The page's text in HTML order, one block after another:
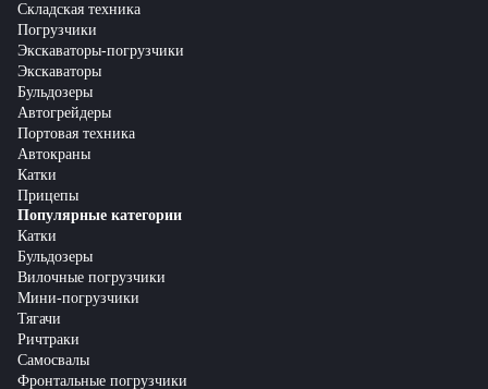
Складская техника
Погрузчики
Экскаваторы-погрузчики
Экскаваторы
Бульдозеры
Автогрейдеры
Портовая техника
Автокраны
Катки
Прицепы
Популярные категории
Катки
Бульдозеры
Вилочные погрузчики
Мини-погрузчики
Тягачи
Ричтраки
Самосвалы
Фронтальные погрузчики